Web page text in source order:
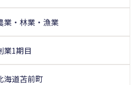
業・林業・漁業
業1期目
海道苫前町